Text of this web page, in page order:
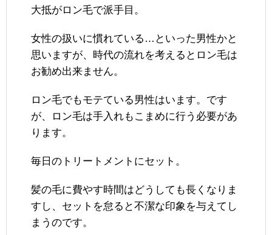
大抵がロン毛で派手目。
女性の扱いに慣れている…といった男性かと
思いますが、時代の流れを考えるとロン毛は
お勧め出来ません。
ロン毛でもモテている男性はいます。です
が、ロン毛は手入れもこまめに行う必要があ
ります。
毎日のトリートメントにセット。
髪の毛に費やす時間はどうしても長くなりま
すし、セットを怠ると不潔な印象を与えてし
まうのです。